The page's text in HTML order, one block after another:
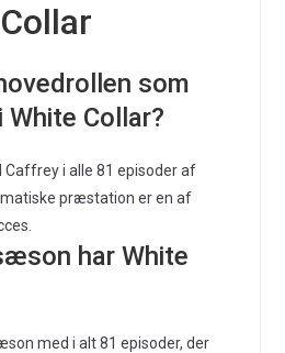
som
Collar?
Caffrey i alle 81 episoder af
præstation er en af
har White
med i alt 81 episoder, der